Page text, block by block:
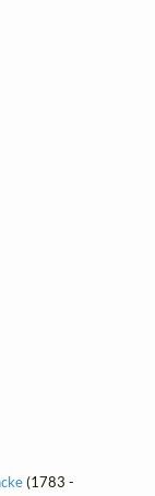
(1783 -